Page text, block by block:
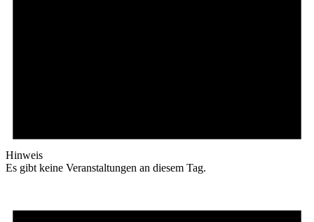
Hinweis
Es gibt keine Veranstaltungen an diesem Tag.